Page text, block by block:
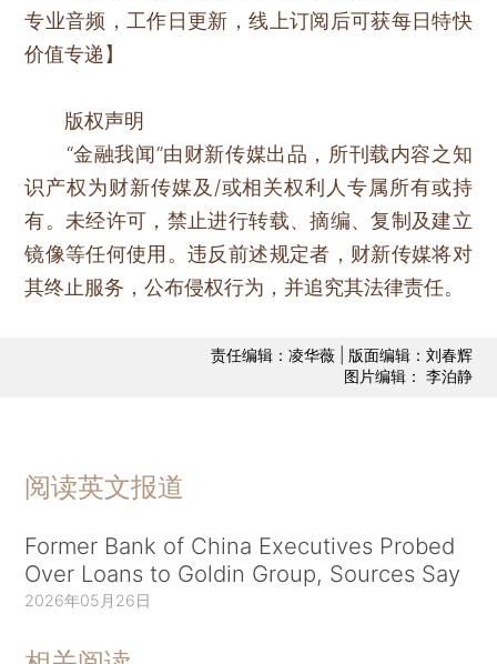
专业音频，工作日更新，线上订阅后可获每日特快
价值专递】
版权声明
“金融我闻”由财新传媒出品，所刊载内容之知
识产权为财新传媒及/或相关权利人专属所有或持
有。未经许可，禁止进行转载、摘编、复制及建立
镜像等任何使用。违反前述规定者，财新传媒将对
其终止服务，公布侵权行为，并追究其法律责任。
责任编辑：凌华薇 | 版面编辑：刘春辉
图片编辑： 李泊静
阅读英文报道
Former Bank of China Executives Probed
Over Loans to Goldin Group, Sources Say
2026年05月26日